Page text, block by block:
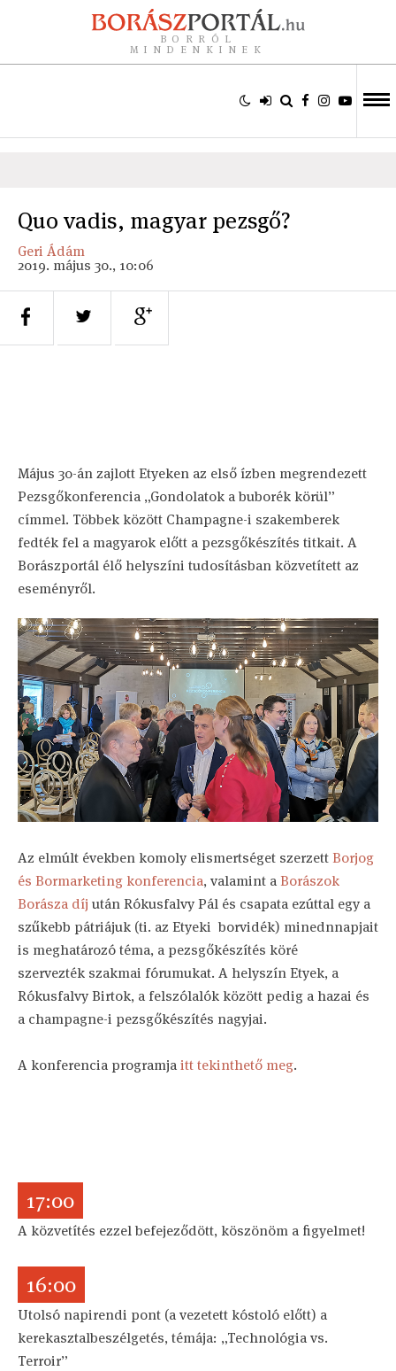
BORRÓL
MINDENKINEK
Quo vadis, magyar pezsgő?
Geri Ádám
2019. május 30., 10:06
Május 30-án zajlott Etyeken az első ízben megrendezett
Pezsgőkonferencia „Gondolatok a buborék körül”
címmel. Többek között Champagne-i szakemberek
fedték fel a magyarok előtt a pezsgőkészítés titkait. A
Borászportál élő helyszíni tudosításban közvetített az
eseményről.
Az elmúlt években komoly elismertséget szerzettBorjog
és Bormarketing konferencia, valamint aBorászok
Borásza díj után Rókusfalvy Pál és csapata ezúttal egy a
szűkebb pátriájuk (ti. az Etyeki borvidék) minednnapjait
is meghatározó téma, a pezsgőkészítés köré
szervezték szakmai fórumukat. A helyszín Etyek, a
Rókusfalvy Birtok, a felszólalók között pedig a hazai és
a champagne-i pezsgőkészítés nagyjai.
A konferencia programjaitt tekinthető meg.
17:00
A közvetítés ezzel befejeződött, köszönöm a figyelmet!
16:00
Utolsó napirendi pont (a vezetett kóstoló előtt) a
kerekasztalbeszélgetés, témája: „Technológia vs.
Terroir”